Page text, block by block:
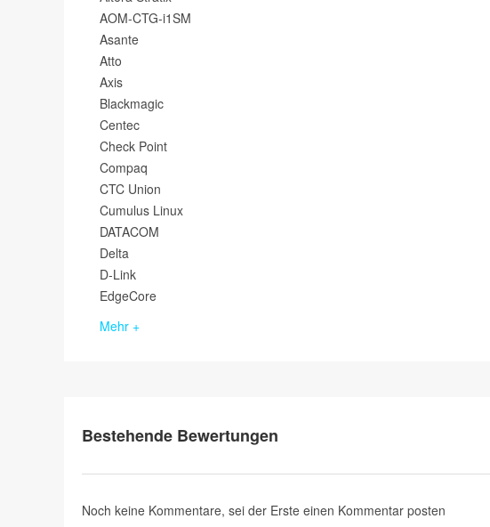
AOM-CTG-i1SM
Asante
Atto
Axis
Blackmagic
Centec
Check Point
Compaq
CTC Union
Cumulus Linux
DATACOM
Delta
D-Link
EdgeCore
Mehr +
Bestehende Bewertungen
Noch keine Kommentare, sei der Erste einen Kommentar posten